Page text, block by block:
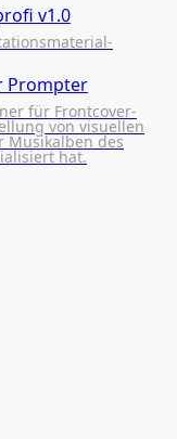
v1.0
Prompter
für Frontcover-
von visuellen
Musikalben des
hat.